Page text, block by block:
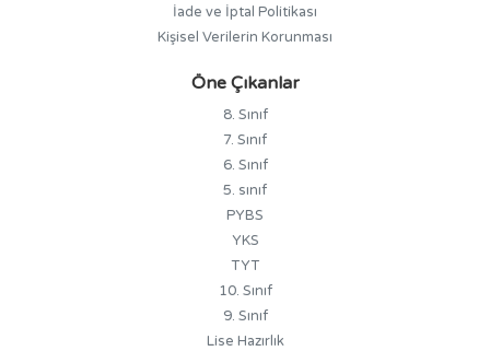
İade ve İptal Politikası
Kişisel Verilerin Korunması
Öne Çıkanlar
8. Sınıf
7. Sınıf
6. Sınıf
5. sınıf
PYBS
YKS
TYT
10. Sınıf
9. Sınıf
Lise Hazırlık